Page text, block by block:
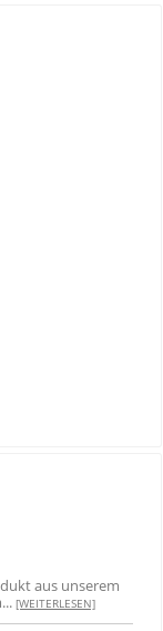
aus unserem
[WEITERLESEN]